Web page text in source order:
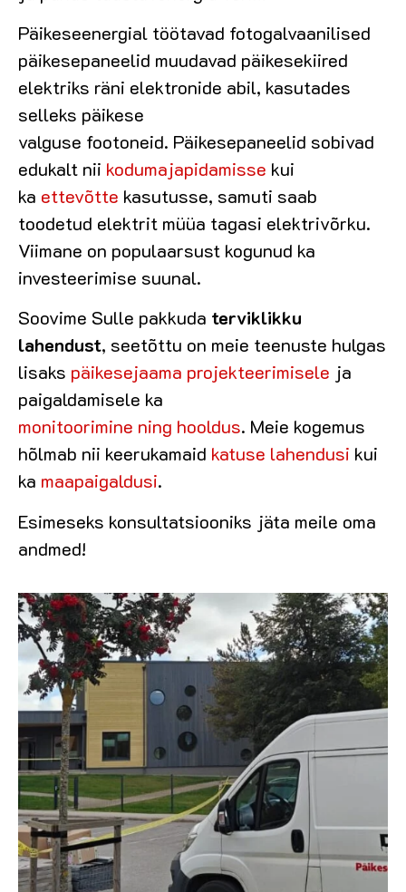
Päikeseenergial töötavad fotogalvaanilised
päikesepaneelid muudavad päikesekiired
elektriks räni elektronide abil, kasutades
selleks päikese
valguse footoneid. Päikesepaneelid sobivad
edukalt nii kodumajapidamisse kui
ka ettevõtte kasutusse, samuti saab
toodetud elektrit müüa tagasi elektrivõrku.
Viimane on populaarsust kogunud ka
investeerimise suunal.
Soovime Sulle pakkuda terviklikku
lahendust, seetõttu on meie teenuste hulgas
lisaks päikesejaama projekteerimisele ja
paigaldamisele ka
monitoorimine ning hooldus. Meie kogemus
hõlmab nii keerukamaid katuse lahendusi kui
ka maapaigaldusi.
Esimeseks konsultatsiooniks jäta meile oma
andmed!